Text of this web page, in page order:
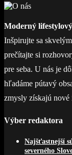
Moderný
Inšpirujte sa
prečítajte si
pre seba. U nás je
hľadáme pútavý
zmysly získajú nové
Výber redaktora
Najšťastnejší
severného